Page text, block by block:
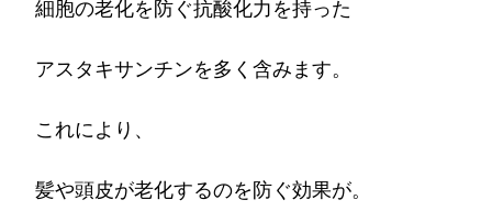
細胞の老化を防ぐ抗酸化力を持った
アスタキサンチンを多く含みます。
これにより、
髪や頭皮が老化するのを防ぐ効果が。